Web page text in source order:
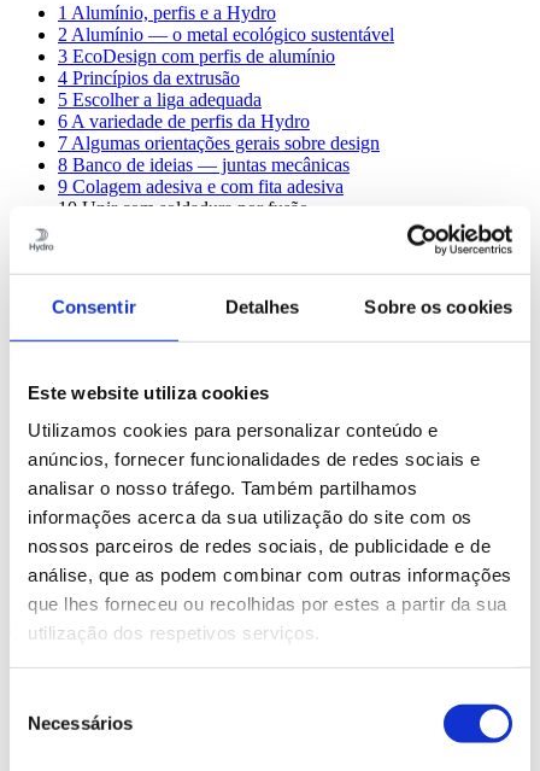
Consentir Detalhes Sobre os cookies
Este website utiliza cookies
Utilizamos cookies para personalizar conteúdo e
anúncios, fornecer funcionalidades de redes sociais e
analisar o nosso tráfego. Também partilhamos
informações acerca da sua utilização do site com os
nossos parceiros de redes sociais, de publicidade e de
análise, que as podem combinar com outras informações
que lhes forneceu ou recolhidas por estes a partir da sua
utilização dos respetivos serviços.
Necessários
1 Alumínio, perfis e a Hydro
2 Alumínio — o metal ecológico sustentável
3 EcoDesign com perfis de alumínio
4 Princípios da extrusão
5 Escolher a liga adequada
6 A variedade de perfis da Hydro
7 Algumas orientações gerais sobre design
8 Banco de ideias — juntas mecânicas
9 Colagem adesiva e com fita adesiva
10 Unir com soldadura por fusão
10.3Fissuração a quente
10.4
10.5
A economia da soldadura
10.6Metais de adição
10.8
Design de perfis para soldadura por fusão
11Unir com soldadura por fricção linear
12Tolerâncias dos perfis
Qualidade de superfície
14Mecanização
15Tratamento de superfície
16Corrosão
Ecónomia
18Bancos de conhecimento e partilha
19Cálculos estruturais
Conteúdo
1Alumínio, perfis e a Hydro
3 EcoDesign com perfis de alumínio
4Princípios da extrusão